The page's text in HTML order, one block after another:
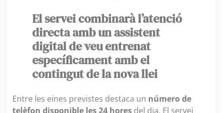
El servei combinarà l’atenció
directa amb un assistent
digital de veu entrenat
específicament amb el
contingut de la nova llei
Entre les eines previstes destaca un número de
telèfon disponible les 24 hores del dia. El servei